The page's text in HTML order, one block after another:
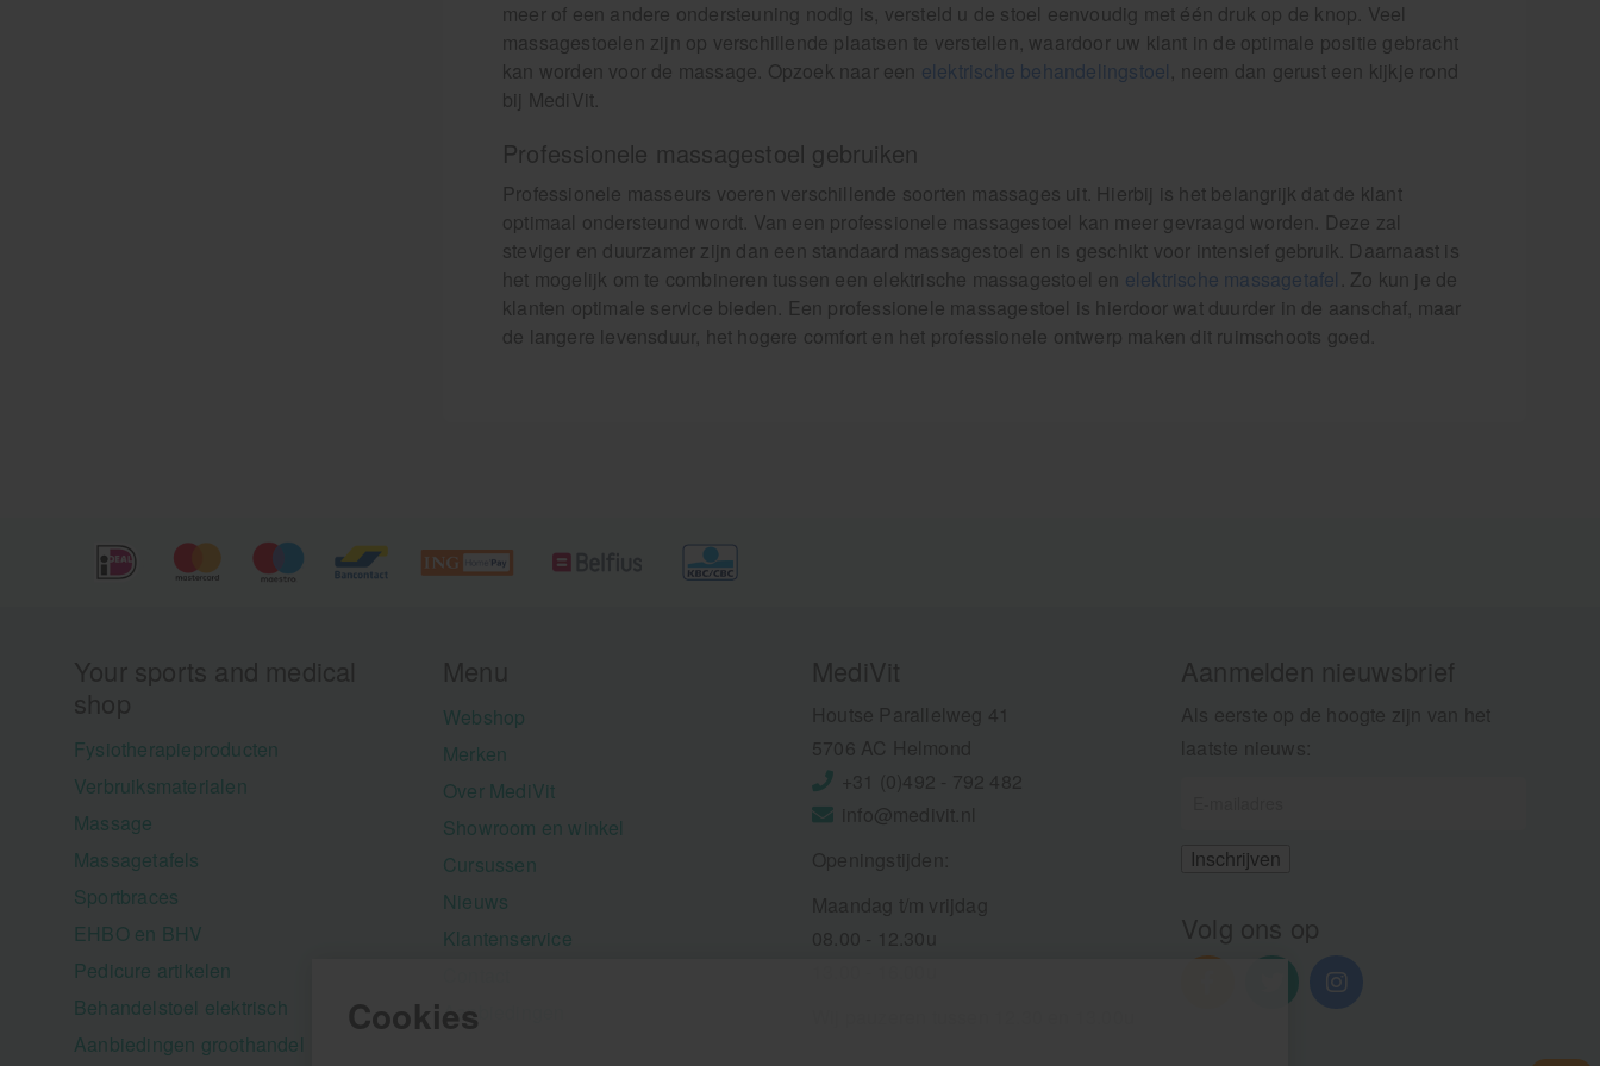
Cookies
meer of een andere ondersteuning nodig is, versteld u de stoel eenvoudig met één druk op de knop. Veel
massagestoelen zijn op verschillende plaatsen te verstellen, waardoor uw klant in de optimale positie gebracht
kan worden voor de massage. Opzoek naar een elektrische behandelingstoel, neem dan gerust een kijkje rond
bij MediVit.
Professionele massagestoel gebruiken
Professionele masseurs voeren verschillende soorten massages uit. Hierbij is het belangrijk dat de klant
optimaal ondersteund wordt. Van een professionele massagestoel kan meer gevraagd worden. Deze zal
steviger en duurzamer zijn dan een standaard massagestoel en is geschikt voor intensief gebruik. Daarnaast is
het mogelijk om te combineren tussen een elektrische massagestoel en elektrische massagetafel . Zo kun je de
klanten optimale service bieden. Een professionele massagestoel is hierdoor wat duurder in de aanschaf, maar
de langere levensduur, het hogere comfort en het professionele ontwerp maken dit ruimschoots goed.
Fysiotherapieproducten
Verbruiksmaterialen
Massage
Massagetafels
Sportbraces
EHBO en BHV
Pedicure artikelen
Behandelstoel elektrisch
Aanbiedingen groothandel
Webshop
Merken
Over MediVit
Showroom en winkel
Cursussen
Nieuws
Klantenservice
Aanbiedingen